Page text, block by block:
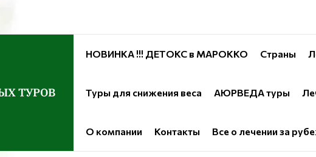
ТУРОВ
НОВИНКА !!! ДЕТОКС в МАРОККО Страны
Туры для снижения веса АЮРВЕДА туры
О компании Контакты Все о лечении за